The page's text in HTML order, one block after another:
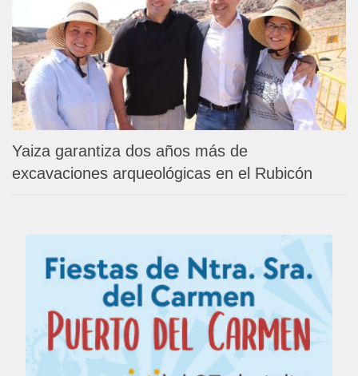
Yaiza garantiza dos años más de
excavaciones arqueológicas en el Rubicón